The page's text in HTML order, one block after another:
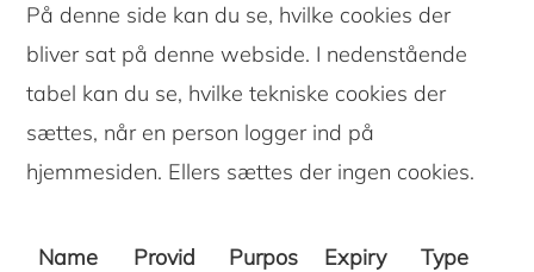
På denne side kan du se, hvilke cookies der
bliver sat på denne webside. I nedenstående
tabel kan du se, hvilke tekniske cookies der
sættes, når en person logger ind på
hjemmesiden. Ellers sættes der ingen cookies.
Name
Provid
Purpos
Expiry Type